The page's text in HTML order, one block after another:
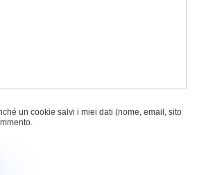
un cookie salvi i miei dati (nome, email, sito